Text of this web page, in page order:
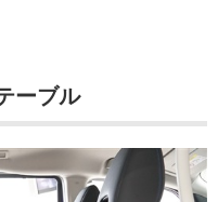
ーブル